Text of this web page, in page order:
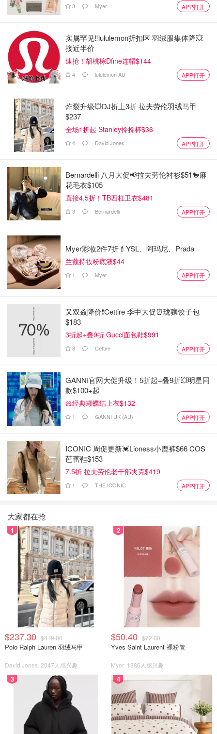
3 Myer APP打开
实属罕见‼️lululemon折扣区 羽绒服集体降💥
接近半价
速抢！胡桃棕Dfine连帽$144
4 lululemon AU APP打开
炸裂升级💥DJ折上3折 拉夫劳伦羽绒马甲
$237
全场1折起 Stanley拎拎杯$36
4 David Jones APP打开
Bernardelli 八月大促📢拉夫劳伦衬衫$51🐎麻
花毛衣$105
直接4.5折！TB四杠卫衣$481
3 Bernardelli APP打开
Myer彩妆2件7折💄YSL、阿玛尼、Prada
兰蔻持妆粉底液$44
1 Myer APP打开
又双叒降价❗️Cettire 季中大促⏰珑骧饺子包
$183
3折起+叠9折 Gucci面包鞋$991
8 Cettire APP打开
GANNI官网大促升级！5折起+叠9折💥明星同
款$100+起
🎀经典蝴蝶结上衣$132
1 GANNI UK (AU) APP打开
ICONIC 周促更新💓Lioness小鹿裤$66 COS
芭蕾鞋$153
7.5折 拉夫劳伦老干部夹克$419
1 THE ICONIC APP打开
大家都在抢
1
$237.30 $419.00
Polo Ralph Lauren 羽绒马甲
David Jones 2047人感兴趣
2
$50.40 $72.00
Yves Saint Laurent 裸粉管
Myer 1386人感兴趣
3 4